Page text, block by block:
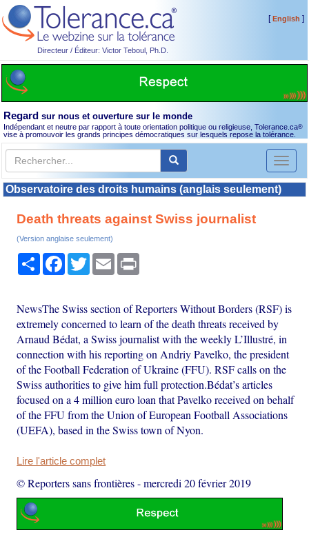
Directeur / Éditeur: Victor Teboul, Ph.D.
[English ]
Regard sur nous et ouverture sur le monde
Indépendant et neutre par rapport à toute orientation politique ou religieuse, Tolerance.ca®
vise à promouvoir les grands principes démocratiques sur lesquels repose la tolérance.
Toggle
Observatoire des droits humains (anglais seulement)
Death threats against Swiss journalist
(Version anglaise seulement)
PartagerFacebook
TwitterEmail
NewsThe Swiss section of Reporters Without Borders (RSF) is
extremely concerned to learn of the death threats received by
Arnaud Bédat, a Swiss journalist with the weekly L’Illustré, in
connection with his reporting on Andriy Pavelko, the president
of the Football Federation of Ukraine (FFU). RSF calls on the
Swiss authorities to give him full protection.Bédat’s articles
focused on a 4 million euro loan that Pavelko received on behalf
of the FFU from the Union of European Football Associations
(UEFA), based in the Swiss town of Nyon.
Lire l'article complet
© Reporters sans frontières-mercredi 20 février 2019